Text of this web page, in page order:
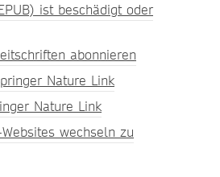
ist beschädigt oder
abonnieren
Nature Link
Nature Link
wechseln zu